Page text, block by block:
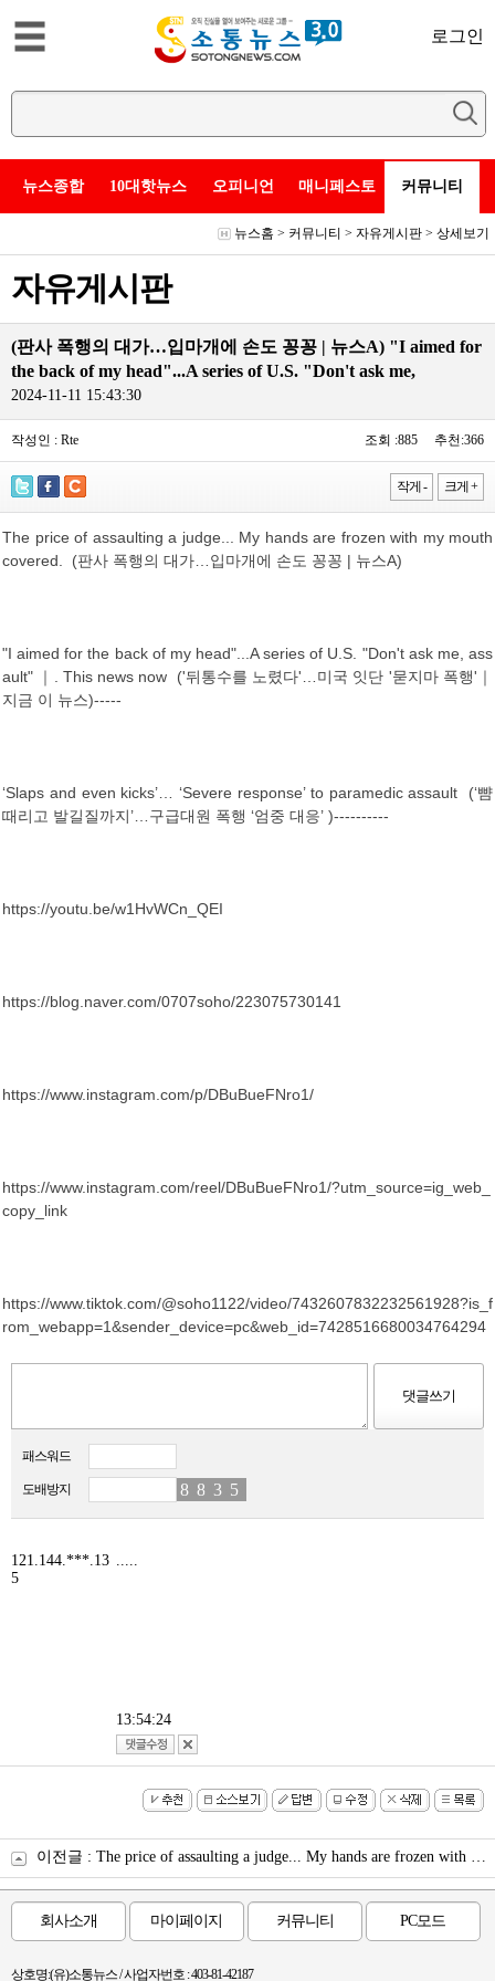
로그인
뉴스종합 10대핫뉴스 오피니언 매니페스토 커뮤니티
뉴스홈 > 커뮤니티 > 자유게시판 > 상세보기
자유게시판
(판사 폭행의 대가…입마개에 손도 꽁꽁 | 뉴스A) "I aimed for
the back of my head"...A series of U.S. "Don't ask me,
2024-11-11 15:43:30
작성인 : Rte 조회 :885 추천:366
작게 - 크게 +
The price of assaulting a judge... My hands are frozen with my mouth
covered. ​ (판사 폭행의 대가…입마개에 손도 꽁꽁 | 뉴스A)
"I aimed for the back of my head"...A series of U.S. "Don't ask me, ass
ault" ｜. This news now ​ ('뒤통수를 노렸다'…미국 잇단 '묻지마 폭행'｜
지금 이 뉴스)-----
‘Slaps and even kicks’… ‘Severe response’ to paramedic assault ​ (‘뺨
때리고 발길질까지’…구급대원 폭행 ‘엄중 대응’ )----------
https://youtu.be/w1HvWCn_QEI
https://blog.naver.com/0707soho/223075730141
https://www.instagram.com/p/DBuBueFNro1/
https://www.instagram.com/reel/DBuBueFNro1/?utm_source=ig_web_
copy_link
https://www.tiktok.com/@soho1122/video/7432607832232561928?is_f
rom_webapp=1&sender_device=pc&web_id=7428516680034764294
패스워드
도배방지 89 8 39 54
121.144.***.13
5
.....
13:54:24
이전글 : The price of assaulting a judge... My hands are frozen with my mouth covered. ​ (판사 폭행의 대가…입마개에 손도 꽁
회사소개 마이페이지 커뮤니티 PC모드
상호명:(유)소통뉴스 / 사업자번호 : 403-81-42187